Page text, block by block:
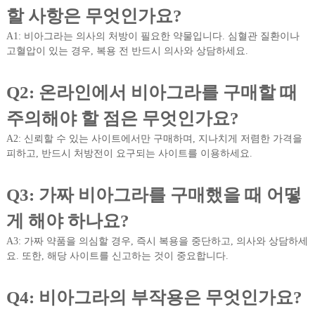
할 사항은 무엇인가요?
A1: 비아그라는 의사의 처방이 필요한 약물입니다. 심혈관 질환이나
고혈압이 있는 경우, 복용 전 반드시 의사와 상담하세요.
Q2: 온라인에서 비아그라를 구매할 때
주의해야 할 점은 무엇인가요?
A2: 신뢰할 수 있는 사이트에서만 구매하며, 지나치게 저렴한 가격을
피하고, 반드시 처방전이 요구되는 사이트를 이용하세요.
Q3: 가짜 비아그라를 구매했을 때 어떻
게 해야 하나요?
A3: 가짜 약품을 의심할 경우, 즉시 복용을 중단하고, 의사와 상담하세
요. 또한, 해당 사이트를 신고하는 것이 중요합니다.
Q4: 비아그라의 부작용은 무엇인가요?